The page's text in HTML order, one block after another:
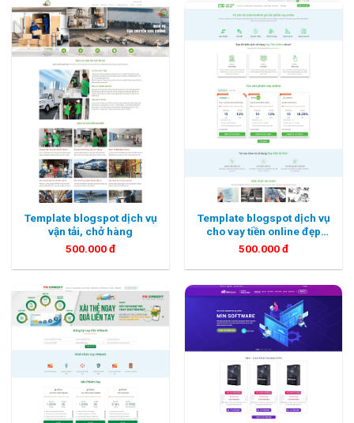
Template blogspot dịch vụ
vận tải, chở hàng
500.000đ
Template blogspot dịch vụ
cho vay tiền online đẹp
chuẩn seo
500.000đ